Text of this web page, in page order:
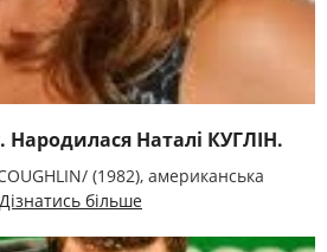
Народилася Наталі КУГЛІН.
(1982), американська
Дізнатись більше